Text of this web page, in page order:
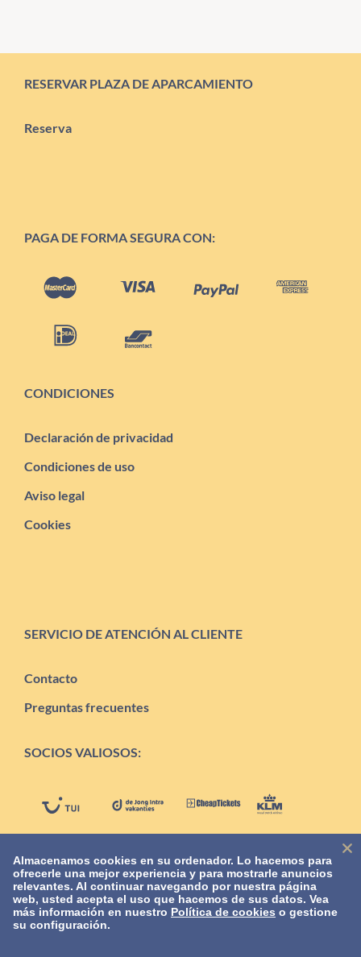
RESERVAR PLAZA DE APARCAMIENTO
Reserva
PAGA DE FORMA SEGURA CON:
CONDICIONES
Declaración de privacidad
Condiciones de uso
Aviso legal
Cookies
SERVICIO DE ATENCIÓN AL CLIENTE
Contacto
Preguntas frecuentes
SOCIOS VALIOSOS:
Almacenamos cookies en su ordenador. Lo hacemos para
ofrecerle una mejor experiencia y para mostrarle anuncios
relevantes. Al continuar navegando por nuestra página
web, usted acepta el uso que hacemos de sus datos. Vea
más información en nuestro Política de cookies o gestione
su configuración.